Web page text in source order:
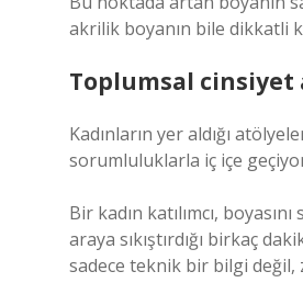
akrilik boyanın bile dikkatli
Toplumsal cinsiyet
Kadınların yer aldığı
sorumluluklarla iç içe
Bir kadın katılımcı,
araya sıkıştırdığı birkaç
sadece teknik bir bilgi değil,